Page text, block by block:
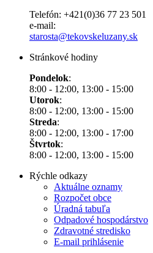
Telefón: +421(0)36 77 23 501
e-mail:
starosta@tekovskeluzany.sk
Stránkové hodiny
Pondelok:
8:00 - 12:00, 13:00 - 15:00
Utorok:
8:00 - 12:00, 13:00 - 15:00
Streda:
8:00 - 12:00, 13:00 - 17:00
Štvrtok:
8:00 - 12:00, 13:00 - 15:00
Rýchle odkazy
Aktuálne oznamy
Rozpočet obce
Úradná tabuľa
Odpadové hospodárstvo
Zdravotné stredisko
E-mail prihlásenie